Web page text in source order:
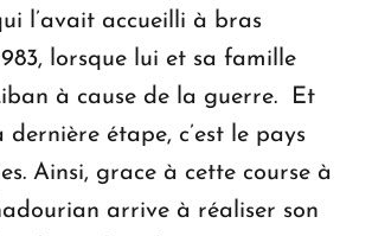
l’avait accueilli à bras
lorsque lui et sa famille
à cause de la guerre. Et
dernière étape, c’est le pays
Ainsi, grace à cette course à
arrive à réaliser son